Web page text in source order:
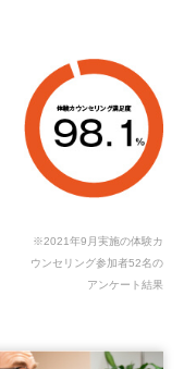
※2021年9月実施の体験カ
ウンセリング参加者52名の
アンケート結果